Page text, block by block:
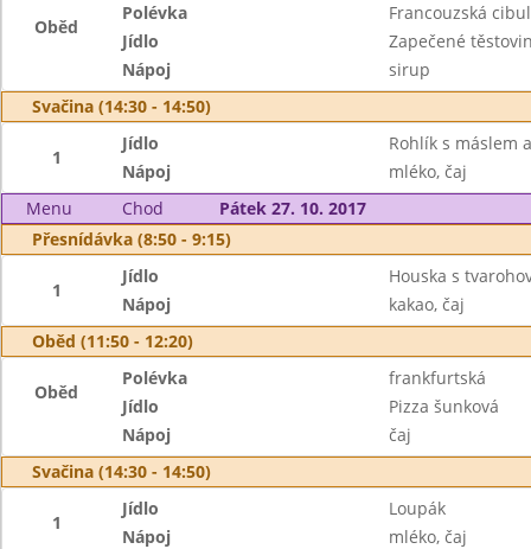
Oběd
Polévka
Francouzská
Jídlo
Zapečené
Nápoj
sirup
Svačina (14:30 - 14:50)
1
Jídlo
Rohlík s máslem
Nápoj
mléko, čaj
Menu
Chod
Pátek 27. 10. 2017
Přesnídávka (8:50 - 9:15)
1
Jídlo
Houska s
Nápoj
kakao, čaj
Oběd (11:50 - 12:20)
Oběd
Polévka
frankfurtská
Jídlo
Pizza šunková
Nápoj
čaj
Svačina (14:30 - 14:50)
1
Jídlo
Loupák
Nápoj
mléko, čaj